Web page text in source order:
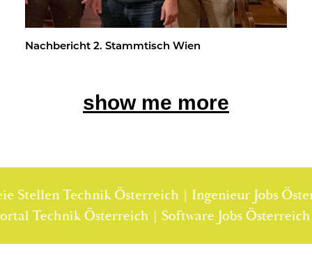
Nach­be­richt 2. Stamm­tisch Wien
show me more
Technik Österreich | Ingenieur Jobs
Österreich |